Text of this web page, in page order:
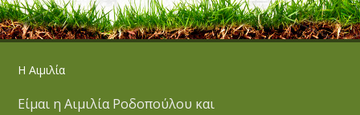
Η Αιμιλία
Είμαι η Αιμιλία Ροδοπούλου και